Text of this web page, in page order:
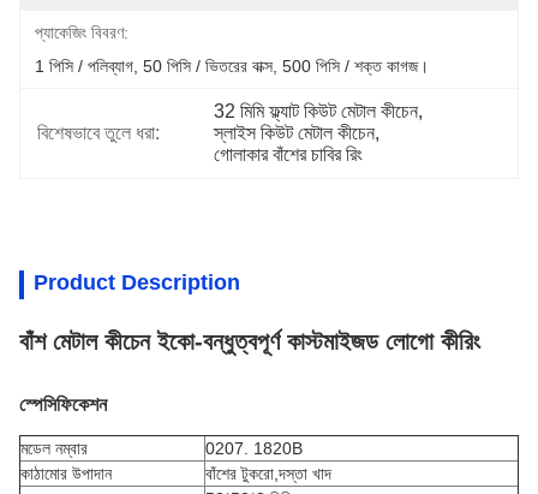
প্যাকেজিং বিবরণ:
1 পিসি / পলিব্যাগ, 50 পিসি / ভিতরের বাক্স, 500 পিসি / শক্ত কাগজ।
বিশেষভাবে তুলে ধরা:
32 মিমি ফ্ল্যাট কিউট মেটাল কীচেন,
স্লাইস কিউট মেটাল কীচেন,
গোলাকার বাঁশের চাবির রিং
Product Description
বাঁশ মেটাল কীচেন ইকো-বন্ধুত্বপূর্ণ কাস্টমাইজড লোগো কীরিং
স্পেসিফিকেশন
মডেল নম্বার
0207. 1820B
কাঠামোর উপাদান
বাঁশের টুকরো,দস্তা খাদ